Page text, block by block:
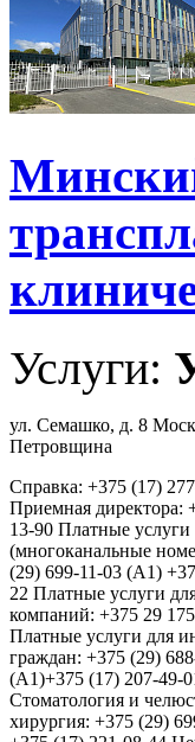
Услуги:
ул. Семашко, д. 8
Петровщина
Справка: +375 (17)
Приемная директора:
13-90 Платные услуги
(многоканальные
(29) 699-11-03 (А1)
22 Платные услуги
компаний: +375 29
Платные услуги для
граждан: +375 (29)
(А1)+375 (17) 207-49-
Стоматология и
хирургия: +375 (29)